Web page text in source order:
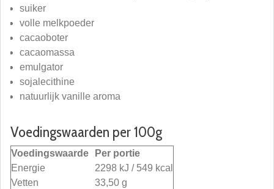
suiker
volle melkpoeder
cacaoboter
cacaomassa
emulgator
sojalecithine
natuurlijk vanille aroma
Voedingswaarden per 100g
Voedingswaarde
Per portie
Energie
2298 kJ / 549 kcal
Vetten
33,50 g